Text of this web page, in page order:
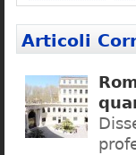
Articoli